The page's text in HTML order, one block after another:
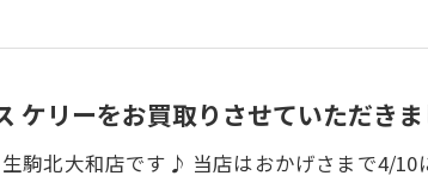
ケリーをお買取りさせていただき
駒北大和店です♪ 当店はおかげさまで4/